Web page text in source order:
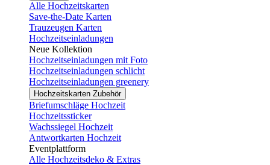
Alle Hochzeitskarten
Save-the-Date Karten
Trauzeugen Karten
Hochzeitseinladungen
Neue Kollektion
Hochzeitseinladungen mit Foto
Hochzeitseinladungen schlicht
Hochzeitseinladungen greenery
Hochzeitskarten Zubehör
Briefumschläge Hochzeit
Hochzeitssticker
Wachssiegel Hochzeit
Antwortkarten Hochzeit
Eventplattform
Alle Hochzeitsdeko & Extras